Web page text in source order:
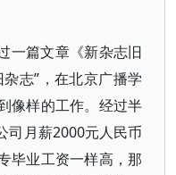
一篇文章《新杂志旧
志”，在北京广播学
像样的工作。经过半
司月薪2000元人民币
毕业工资一样高，那